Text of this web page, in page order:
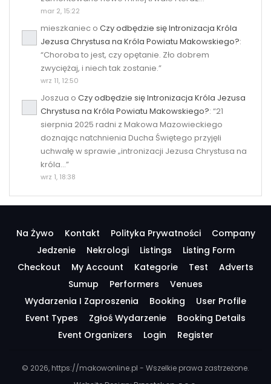
mar 2, 15:22
mieszkaniec o Czy odbędzie się Intronizacja Króla
Jezusa Chrystusa na Króla Powiatu Makowskiego?:
“Choroba to jest, czy opętanie. Zło dobrem
zwyciężaj, i niech tak zostanie.”
wrz 11, 12:50
Joszua o Czy odbędzie się Intronizacja Króla Jezusa
Chrystusa na Króla Powiatu Makowskiego?: “21
sierpnia 2025 radni z Makowa Mazowieckiego
doznając natchnienia Ducha Świętego przyjęli
uchwałę w sprawie „intronizacji Jezusa Chrystusa na
króla…”
wrz 1, 18:38
Na Żywo Kontakt Polityka Prywatności
Company
Jedzenie
Nekrologi Listings
Listing Form
Checkout
My Account Kategorie Test
Adverts
Sumup
Performers
Venues
Wydarzenia I Zaproszenia
Booking
User Profile
Event Types
Zgłoś Wydarzenie
Booking Details
Event Organizers
Login Register
© 2026, https://makowonline.pl - Wszelkie prawa zastrzeżone.